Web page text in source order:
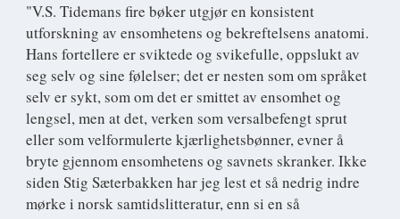
"V.S. Tidemans fire bøker utgjør en konsistent
utforskning av ensomhetens og bekreftelsens anatomi.
Hans fortellere er sviktede og svikefulle, oppslukt av
seg selv og sine følelser; det er nesten som om språket
selv er sykt, som om det er smittet av ensomhet og
lengsel, men at det, verken som versalbefengt sprut
eller som velformulerte kjærlighetsbønner, evner å
bryte gjennom ensomhetens og savnets skranker. Ikke
siden Stig Sæterbakken har jeg lest et så nedrig indre
mørke i norsk samtidslitteratur, enn si en så